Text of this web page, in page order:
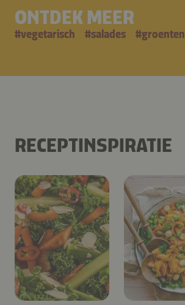
ONTDEK MEER
#vegetarisch #salades #groenten
RECEPTINSPIRATIE